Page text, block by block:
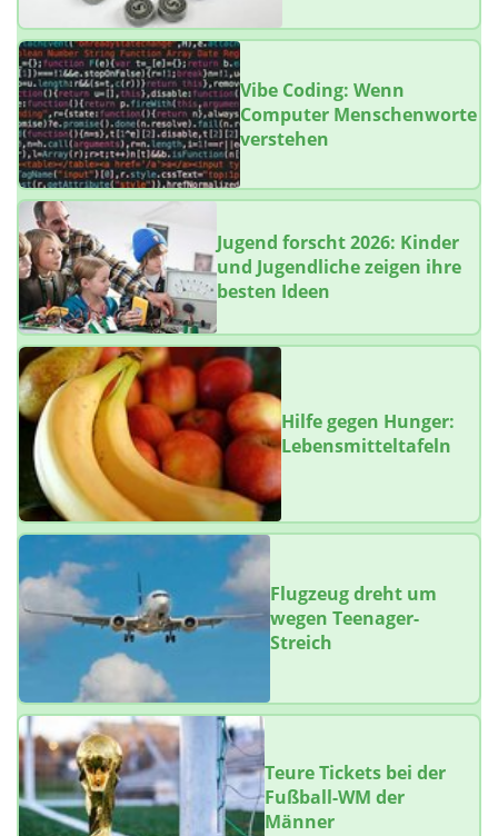
Vibe Coding: Wenn
Computer Menschenworte
verstehen
Jugend forscht 2026: Kinder
und Jugendliche zeigen ihre
besten Ideen
Hilfe gegen Hunger:
Lebensmitteltafeln
Flugzeug dreht um
wegen Teenager-
Streich
Teure Tickets bei der
Fußball-WM der
Männer